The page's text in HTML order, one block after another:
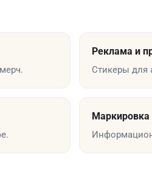
Реклама и
Стикеры для
Маркировка